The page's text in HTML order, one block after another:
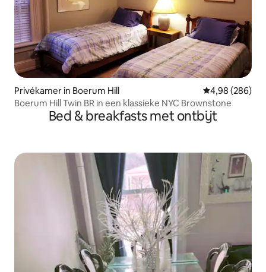
Privékamer in Boerum Hill Gemiddelde
4,98 (286)
Boerum Hill Twin BR in een klassieke NYC Brownstone
Bed & breakfasts met ontbijt